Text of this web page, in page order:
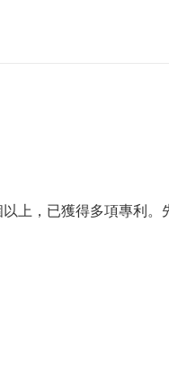
上，已獲得多項專利